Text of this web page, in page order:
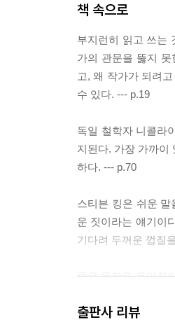
책 속으로
부지런히 읽고 쓰는
가의 관문을 뚫지
고, 왜 작가가 되려
수 있다. --- p.19
독일 철학자 니콜라
지된다. 가장 가까이
하다. --- p.70
스티븐 킹은 쉬운 말
운 짓이라는 얘기이
기다려 두꺼운 껍질
좋은 문장은 음악적
출판사 리뷰